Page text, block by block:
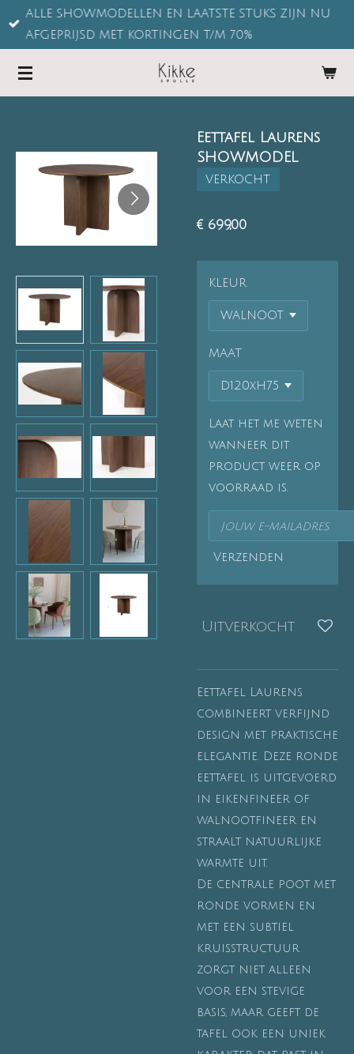
Ga
direct
de
ALLE SHOWMODELLEN EN LAATSTE STUKS ZIJN NU
AFGEPRIJSD MET KORTINGEN T/M 70%
Eettafel Laurens
SHOWMODEL
VERKOCHT
€ 699,00
KLEUR
MAAT
Laat het me weten
wanneer dit
product weer op
voorraad is.
Verzenden
Uitverkocht
Eettafel Laurens
combineert verfijnd
design met praktische
elegantie. Deze ronde
eettafel is uitgevoerd
in eikenfineer of
walnootfineer en
straalt natuurlijke
warmte uit.
De centrale poot met
ronde vormen en
met een subtiel
kruisstructuur
zorgt niet alleen
voor een stevige
basis, maar geeft de
tafel ook een uniek